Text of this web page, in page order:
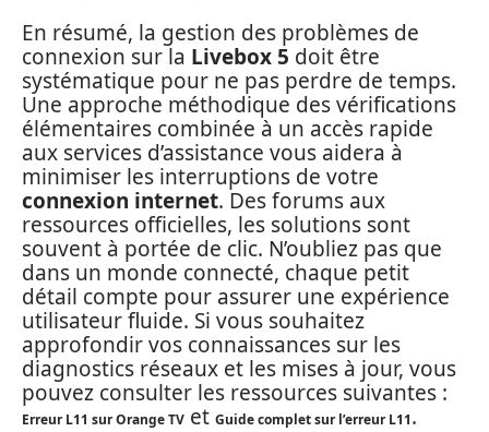
En résumé, la gestion des problèmes de
connexion sur la Livebox 5 doit être
systématique pour ne pas perdre de temps.
Une approche méthodique des vérifications
élémentaires combinée à un accès rapide
aux services d’assistance vous aidera à
minimiser les interruptions de votre
connexion internet. Des forums aux
ressources officielles, les solutions sont
souvent à portée de clic. N’oubliez pas que
dans un monde connecté, chaque petit
détail compte pour assurer une expérience
utilisateur fluide. Si vous souhaitez
approfondir vos connaissances sur les
diagnostics réseaux et les mises à jour, vous
pouvez consulter les ressources suivantes :
Erreur L11 sur Orange TV et Guide complet sur l’erreur L11.